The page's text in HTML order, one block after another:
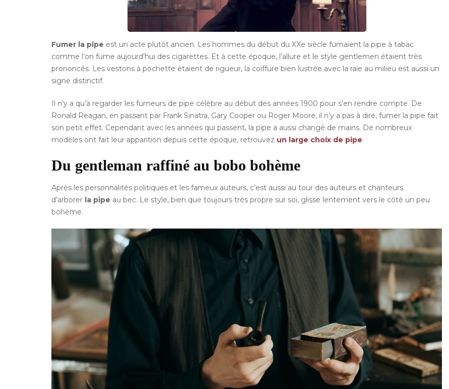
Fumer la pipe est un acte plutôt ancien. Les hommes du début du XXe siècle fumaient la pipe à tabac
comme l’on fume aujourd’hui des cigarettes. Et à cette époque, l’allure et le style gentlemen étaient très
prononcés. Les vestons à pochette étaient de rigueur, la coiffure bien lustrée avec la raie au milieu est aussi un
signe distinctif.
Il n’y a qu’à regarder les fumeurs de pipe célèbre au début des années 1900 pour s’en rendre compte. De
Ronald Reagan, en passant par Frank Sinatra, Gary Cooper ou Roger Moore, il n’y a pas à dire, fumer la pipe fait
son petit effet. Cependant avec les années qui passent, la pipe a aussi changé de mains. De nombreux
modèles ont fait leur apparition depuis cette époque, retrouvez un large choix de pipe.
Du gentleman raffiné au bobo bohème
Après les personnalités politiques et les fameux auteurs, c’est aussi au tour des auteurs et chanteurs
d’arborer la pipe au bec. Le style, bien que toujours très propre sur soi, glisse lentement vers le côté un peu
bohème.